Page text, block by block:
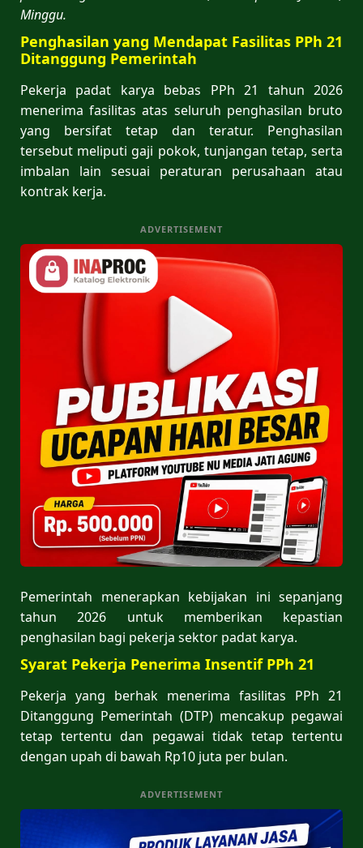
Minggu.
Penghasilan yang Mendapat Fasilitas PPh 21
Ditanggung Pemerintah
Pekerja padat karya bebas PPh 21 tahun 2026
menerima fasilitas atas seluruh penghasilan bruto
yang bersifat tetap dan teratur. Penghasilan
tersebut meliputi gaji pokok, tunjangan tetap, serta
imbalan lain sesuai peraturan perusahaan atau
kontrak kerja.
ADVERTISEMENT
Pemerintah menerapkan kebijakan ini sepanjang
tahun 2026 untuk memberikan kepastian
penghasilan bagi pekerja sektor padat karya.
Syarat Pekerja Penerima Insentif PPh 21
Pekerja yang berhak menerima fasilitas PPh 21
Ditanggung Pemerintah (DTP) mencakup pegawai
tetap tertentu dan pegawai tidak tetap tertentu
dengan upah di bawah Rp10 juta per bulan.
ADVERTISEMENT